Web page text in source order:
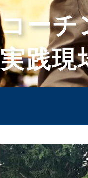
コーチ
実践現